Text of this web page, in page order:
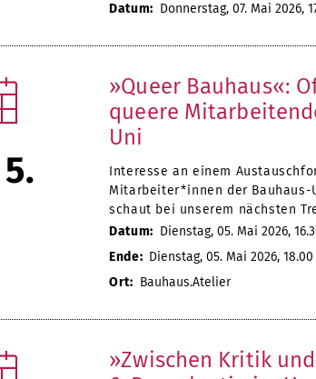
Datum: Donnerstag, 07. Mai 2026,
5
»Queer Bauhaus«:
queere
Uni
Interesse an einem
Mitarbeiter*innen der Bauhaus-
schaut bei unserem nächsten
Datum: Dienstag, 05. Mai 2026,
Ende: Dienstag, 05. Mai 2026,
Ort: Bauhaus.Atelier
»Zwischen Kritik